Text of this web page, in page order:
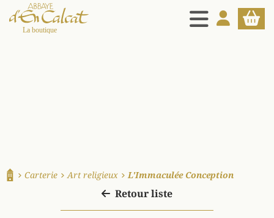
MENU
MON PANIER
Carterie Art religieux L'Immaculée Conception
Retour liste